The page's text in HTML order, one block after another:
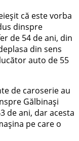
că este vorba
dinspre
de 54 de ani, din
din sens
auto de 55
de caroserie au
Gălbinași
de ani, dar acesta
pe care o